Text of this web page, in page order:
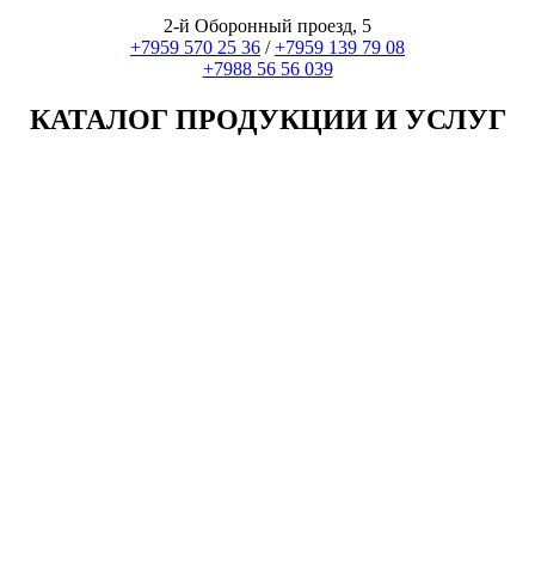
2-й Оборонный проезд, 5
+7959 570 25 36 /+7959 139 79 08
+7988 56 56 039
КАТАЛОГ ПРОДУКЦИИ И УСЛУГ